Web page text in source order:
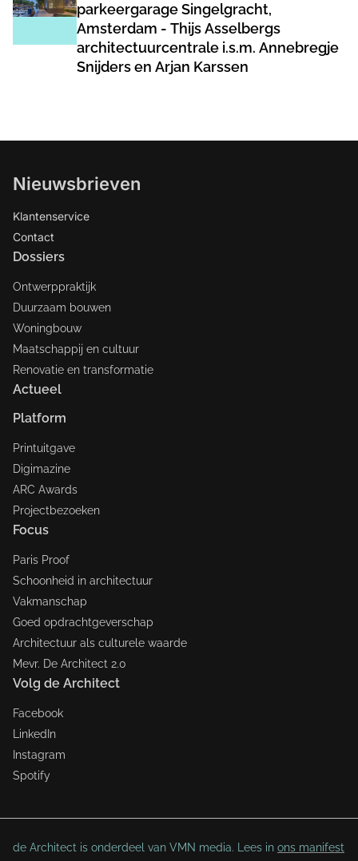
parkeergarage Singelgracht,
Amsterdam - Thijs Asselbergs
architectuurcentrale i.s.m. Annebregje
Snijders en Arjan Karssen
Nieuwsbrieven
Klantenservice
Contact
Dossiers
Ontwerppraktijk
Duurzaam bouwen
Woningbouw
Maatschappij en cultuur
Renovatie en transformatie
Actueel
Platform
Printuitgave
Digimazine
ARC Awards
Projectbezoeken
Focus
Paris Proof
Schoonheid in architectuur
Vakmanschap
Goed opdrachtgeverschap
Architectuur als culturele waarde
Mevr. De Architect 2.0
Volg de Architect
Facebook
LinkedIn
Instagram
Spotify
de Architect is onderdeel van VMN media. Lees in ons manifest